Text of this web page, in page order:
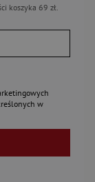
koszyka 69 zł.
w